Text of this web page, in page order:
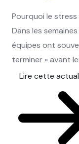
Pourquoi le
Dans les
équipes ont
terminer » avant
Lire cette